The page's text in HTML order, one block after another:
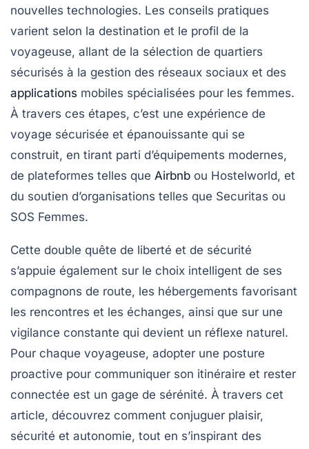
nouvelles technologies. Les conseils pratiques
varient selon la destination et le profil de la
voyageuse, allant de la sélection de quartiers
sécurisés à la gestion des réseaux sociaux et des
applications mobiles spécialisées pour les femmes.
À travers ces étapes, c’est une expérience de
voyage sécurisée et épanouissante qui se
construit, en tirant parti d’équipements modernes,
de plateformes telles que Airbnb ou Hostelworld, et
du soutien d’organisations telles que Securitas ou
SOS Femmes.
Cette double quête de liberté et de sécurité
s’appuie également sur le choix intelligent de ses
compagnons de route, les hébergements favorisant
les rencontres et les échanges, ainsi que sur une
vigilance constante qui devient un réflexe naturel.
Pour chaque voyageuse, adopter une posture
proactive pour communiquer son itinéraire et rester
connectée est un gage de sérénité. À travers cet
article, découvrez comment conjuguer plaisir,
sécurité et autonomie, tout en s’inspirant des